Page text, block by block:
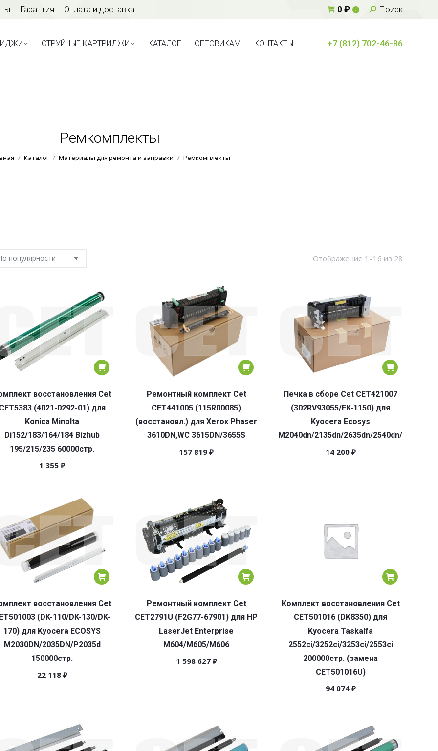
Гарантия Оплата и доставка 0 ₽ 0 Поиск:
Поиск
СТРУЙНЫЕ КАРТРИДЖИ КАТАЛОГ ОПТОВИКАМ КОНТАКТЫ +7 (812) 702-46-86
Ремкомплекты
Каталог Материалы для ремонта и заправки Ремкомплекты
Отображение 1–16 из 28
восстановления Cet
(4021-0292-01) для
Konica Minolta
Di152/183/164/184 Bizhub
195/215/235 60000стр.
1 355 ₽
Ремонтный комплект Cet
CET441005 (115R00085)
(восстановл.) для Xerox Phaser
3610DN,WC 3615DN/3655S
157 819 ₽
Печка в сборе Cet CET421007
(302RV93055/FK-1150) для
Kyocera Ecosys
M2040dn/2135dn/2635dn/2540dn/2640idw/
14 200 ₽
восстановления Cet
(DK-110/DK-130/DK-
170) для Kyocera ECOSYS
M2030DN/2035DN/P2035d
150000стр.
22 118 ₽
Ремонтный комплект Cet
CET2791U (F2G77-67901) для HP
LaserJet Enterprise
M604/M605/M606
1 598 627 ₽
Комплект восстановления Cet
CET501016 (DK8350) для
Kyocera Taskalfa
2552ci/3252ci/3253ci/2553ci
200000стр. (замена
CET501016U)
94 074 ₽